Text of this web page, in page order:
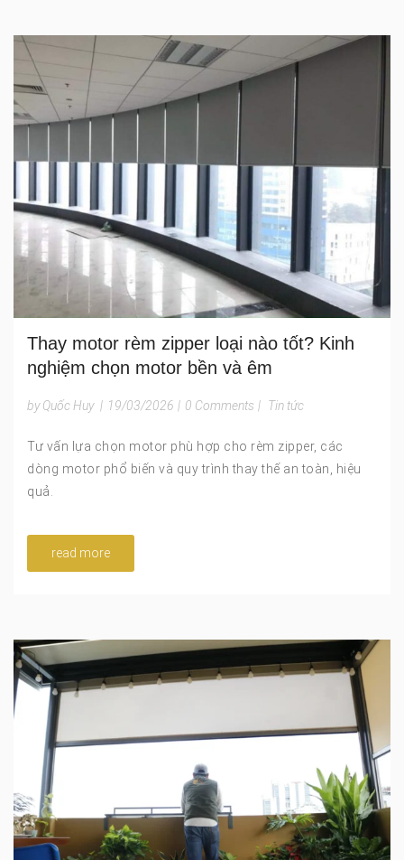
Thay motor rèm zipper loại nào tốt? Kinh
nghiệm chọn motor bền và êm
by Quốc Huy | 19/03/2026 | 0 Comments | Tin tức
Tư vấn lựa chọn motor phù hợp cho rèm zipper, các
dòng motor phổ biến và quy trình thay thế an toàn, hiệu
quả.
read more